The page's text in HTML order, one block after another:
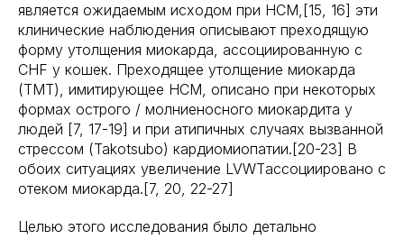
является ожидаемым исходом при HCM,[15, 16] эти
клинические наблюдения описывают преходящую
форму утолщения миокарда, ассоциированную с
CHF у кошек. Преходящее утолщение миокарда
(TMT), имитирующее HCM, описано при некоторых
формах острого / молниеносного миокардита у
людей [7, 17-19] и при атипичных случаях вызванной
стрессом (Takotsubo) кардиомиопатии.[20-23] В
обоих ситуациях увеличение LVWTассоциировано с
отеком миокарда.[7, 20, 22-27]
Целью этого исследования было детально